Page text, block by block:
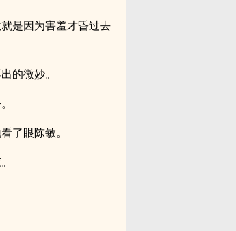
是因为害羞才昏过去
的微妙。
了眼陈敏。